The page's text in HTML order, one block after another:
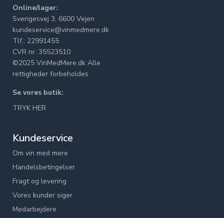
Online/lager:
Sverigesvej 3, 6600 Vejen
kundeservice@vinmedmere.dk
Tlf.: 22991455
CVR nr. 35523510
©2025 VinMedMere.dk Alle
rettigheder forbeholdes
Se vores butik:
TRYK HER
Kundeservice
Om vin med mere
Handelsbetingelser
Fragt og levering
Vores kunder siger
Medarbejdere